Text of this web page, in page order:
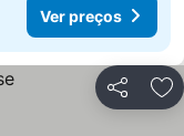
Ver preços
Partilhar